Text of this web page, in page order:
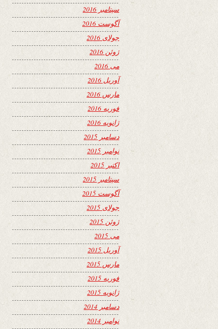
سپتامبر 2016
آگوست 2016
جولای 2016
ژوئن 2016
می 2016
آوریل 2016
مارس 2016
فوریه 2016
ژانویه 2016
دسامبر 2015
نوامبر 2015
اکتبر 2015
سپتامبر 2015
آگوست 2015
جولای 2015
ژوئن 2015
می 2015
آوریل 2015
مارس 2015
فوریه 2015
ژانویه 2015
دسامبر 2014
نوامبر 2014